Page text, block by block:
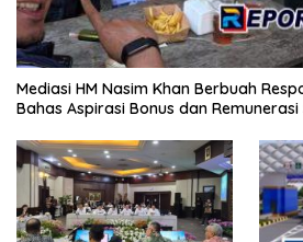
Mediasi HM Nasim Khan Berbuah
Bahas Aspirasi Bonus dan Remunerasi